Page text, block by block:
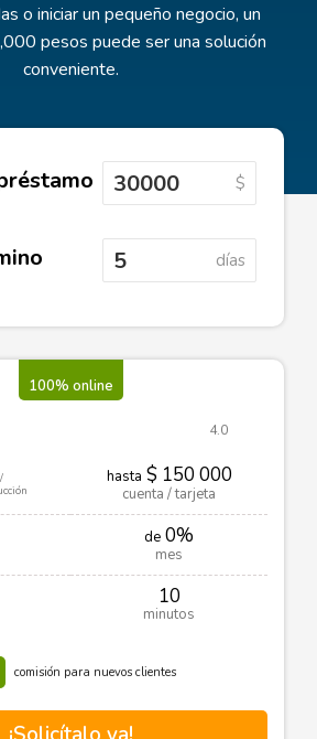
o iniciar un pequeño negocio, un
pesos puede ser una solución
conveniente.
$
días
100% online
4.0
hasta $ 150 000
cuenta / tarjeta
de 0%
mes
10
minutos
comisión para nuevos clientes